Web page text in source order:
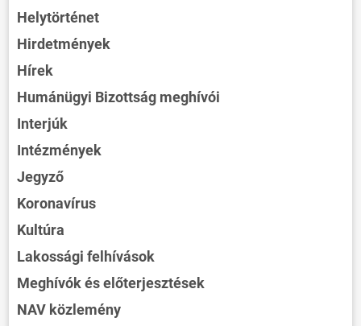
Helytörténet
Hirdetmények
Hírek
Humánügyi Bizottság meghívói
Interjúk
Intézmények
Jegyző
Koronavírus
Kultúra
Lakossági felhívások
Meghívók és előterjesztések
NAV közlemény